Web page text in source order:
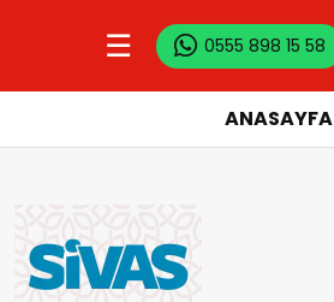
☰ 0555 898 15 58
ANASAYFA